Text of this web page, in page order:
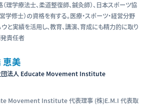
理学療法士、柔道整復師、鍼灸師）、日本スポーツ協
営学修士）の資格を有する。医療・スポーツ・経営分野
と実績を活用し、教育、講演、育成にも精力的に取り
発責任者
恵美
団法人 Educate Movement Institute
Movement Institute 代表理事 (株)E.M.I 代表取